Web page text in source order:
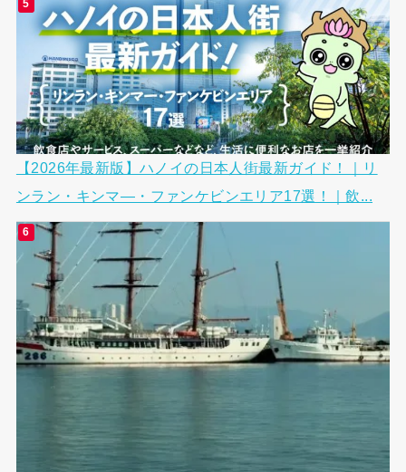
【2026年最新版】ハノイの日本人街最新ガイド！｜リ
ンラン・キンマ―・ファンケビンエリア17選！｜飲...